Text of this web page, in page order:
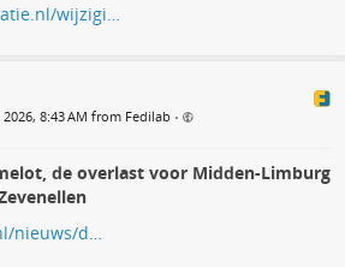
wijzigi…
8:43 AM from Fedilab •
de overlast voor Midden-Limburg
nieuws/d…